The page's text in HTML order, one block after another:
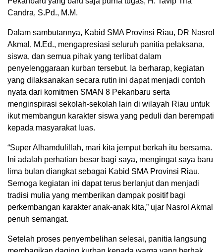
Candra, S.Pd., M.M.
Dalam sambutannya, Kabid SMA Provinsi Riau, DR Nasrol
Akmal, M.Ed., mengapresiasi seluruh panitia pelaksana,
siswa, dan semua pihak yang terlibat dalam
penyelenggaraan kurban tersebut. Ia berharap, kegiatan
yang dilaksanakan secara rutin ini dapat menjadi contoh
nyata dari komitmen SMAN 8 Pekanbaru serta
menginspirasi sekolah-sekolah lain di wilayah Riau untuk
ikut membangun karakter siswa yang peduli dan berempati
kepada masyarakat luas.
“Super Alhamdulillah, mari kita jemput berkah itu bersama.
Ini adalah perhatian besar bagi saya, mengingat saya baru
lima bulan diangkat sebagai Kabid SMA Provinsi Riau.
Semoga kegiatan ini dapat terus berlanjut dan menjadi
tradisi mulia yang memberikan dampak positif bagi
perkembangan karakter anak-anak kita,” ujar Nasrol Akmal
penuh semangat.
Setelah proses penyembelihan selesai, panitia langsung